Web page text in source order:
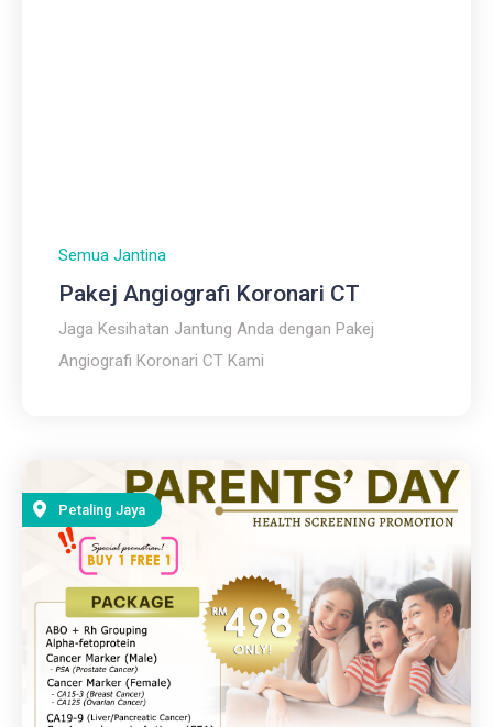
Semua Jantina
Pakej Angiografi Koronari CT
Jaga Kesihatan Jantung Anda dengan Pakej
Angiografi Koronari CT Kami
Petaling Jaya